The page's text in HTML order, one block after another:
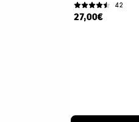
42
27,00€